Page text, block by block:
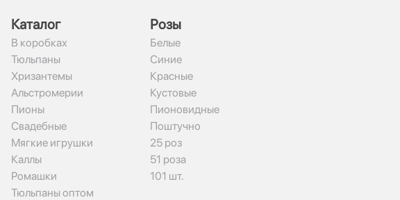
Каталог
В коробках
Тюльпаны
Хризантемы
Альстромерии
Пионы
Свадебные
Мягкие игрушки
Каллы
Ромашки
Тюльпаны оптом
Рoзы
Белые
Синие
Красные
Кустовые
Пионовидные
Поштучно
25 роз
51 роза
101 шт.